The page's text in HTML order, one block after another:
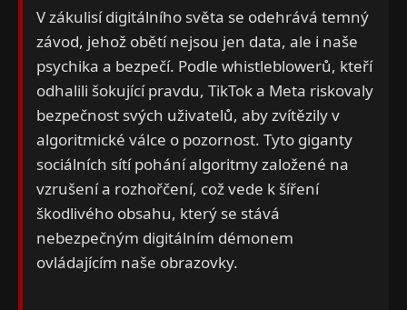
V zákulisí digitálního světa se odehrává temný
závod, jehož obětí nejsou jen data, ale i naše
psychika a bezpečí. Podle whistleblowerů, kteří
odhalili šokující pravdu, TikTok a Meta riskovaly
bezpečnost svých uživatelů, aby zvítězily v
algoritmické válce o pozornost. Tyto giganty
sociálních sítí pohání algoritmy založené na
vzrušení a rozhořčení, což vede k šíření
škodlivého obsahu, který se stává
nebezpečným digitálním démonem
ovládajícím naše obrazovky.